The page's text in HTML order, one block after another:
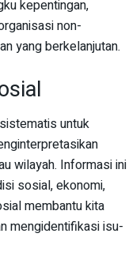
kepentingan,
non-
yang berkelanjutan.
untuk
wilayah. Informasi ini
sosial, ekonomi,
membantu kita
mengidentifikasi isu-